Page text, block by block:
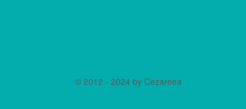
© 2012 - 2024 by Cezareea